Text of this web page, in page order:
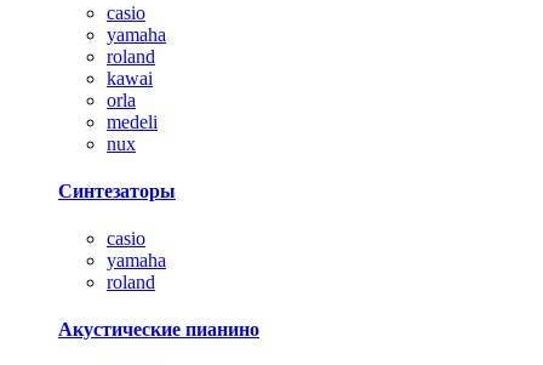
casio
yamaha
roland
kawai
orla
medeli
nux
Синтезаторы
casio
yamaha
roland
Акустические пианино